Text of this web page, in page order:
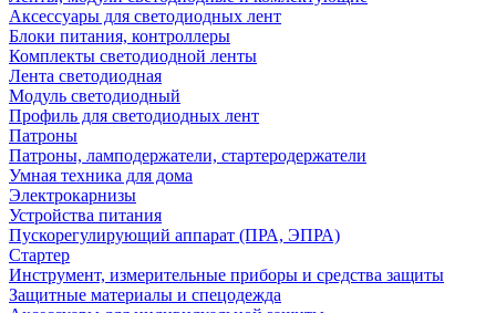
Аксессуары для светодиодных лент
Блоки питания, контроллеры
Комплекты светодиодной ленты
Лента светодиодная
Модуль светодиодный
Профиль для светодиодных лент
Патроны
Патроны, ламподержатели, стартеродержатели
Умная техника для дома
Электрокарнизы
Устройства питания
Пускорегулирующий аппарат (ПРА, ЭПРА)
Стартер
Инструмент, измерительные приборы и средства защиты
Защитные материалы и спецодежда